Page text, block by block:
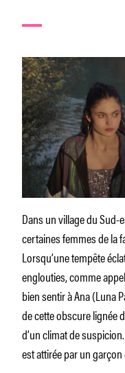
Dans un village du Sud-
certaines femmes de la
Lorsqu’une tempête
englouties, comme
bien sentir à Ana (Luna
de cette obscure lignée
d’un climat de
est attirée par un